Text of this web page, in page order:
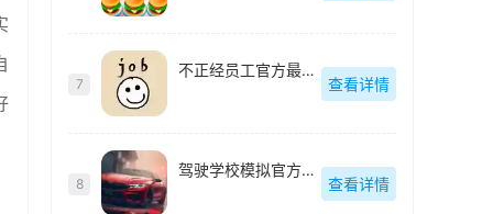
7
不正经员工官方最新版
查看详情
8
驾驶学校模拟官方最新版
查看详情